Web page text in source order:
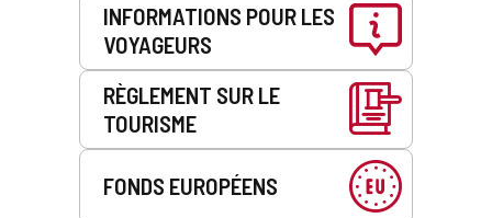
INFORMATIONS POUR LES
VOYAGEURS
RÈGLEMENT SUR LE
TOURISME
FONDS EUROPÉENS